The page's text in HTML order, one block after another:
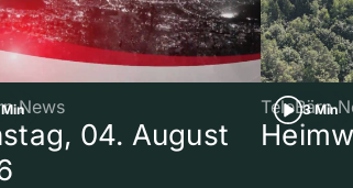
News
04. August
3 Min
TeleBärn